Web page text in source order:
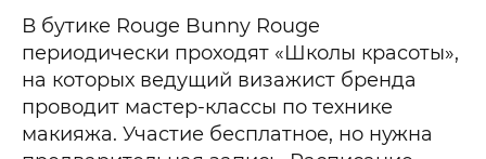
В бутике Rouge Bunny Rouge
периодически проходят «Школы красоты»,
на которых ведущий визажист бренда
проводит мастер-классы по технике
макияжа. Участие бесплатное, но нужна